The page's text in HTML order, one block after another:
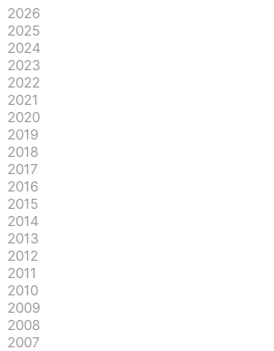
2026
2025
2024
2023
2022
2021
2020
2019
2018
2017
2016
2015
2014
2013
2012
2011
2010
2009
2008
2007